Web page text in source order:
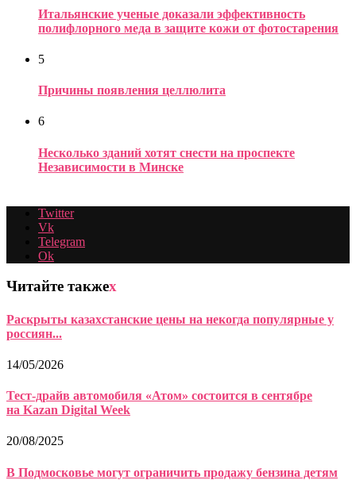
Итальянские ученые доказали эффективность
полифлорного меда в защите кожи от фотостарения
5
Причины появления целлюлита
6
Несколько зданий хотят снести на проспекте
Независимости в Минске
Twitter
Vk
Telegram
Ok
Читайте такжеx
Раскрыты казахстанские цены на некогда популярные у
россиян...
14/05/2026
Тест-драйв автомобиля «Атом» состоится в сентябре
на Kazan Digital Week
20/08/2025
В Подмосковье могут ограничить продажу бензина детям